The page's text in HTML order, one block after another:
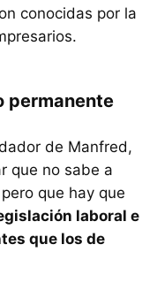
conocidas por la
permanente
de Manfred,
que no sabe a
que hay que
laboral e
que los de